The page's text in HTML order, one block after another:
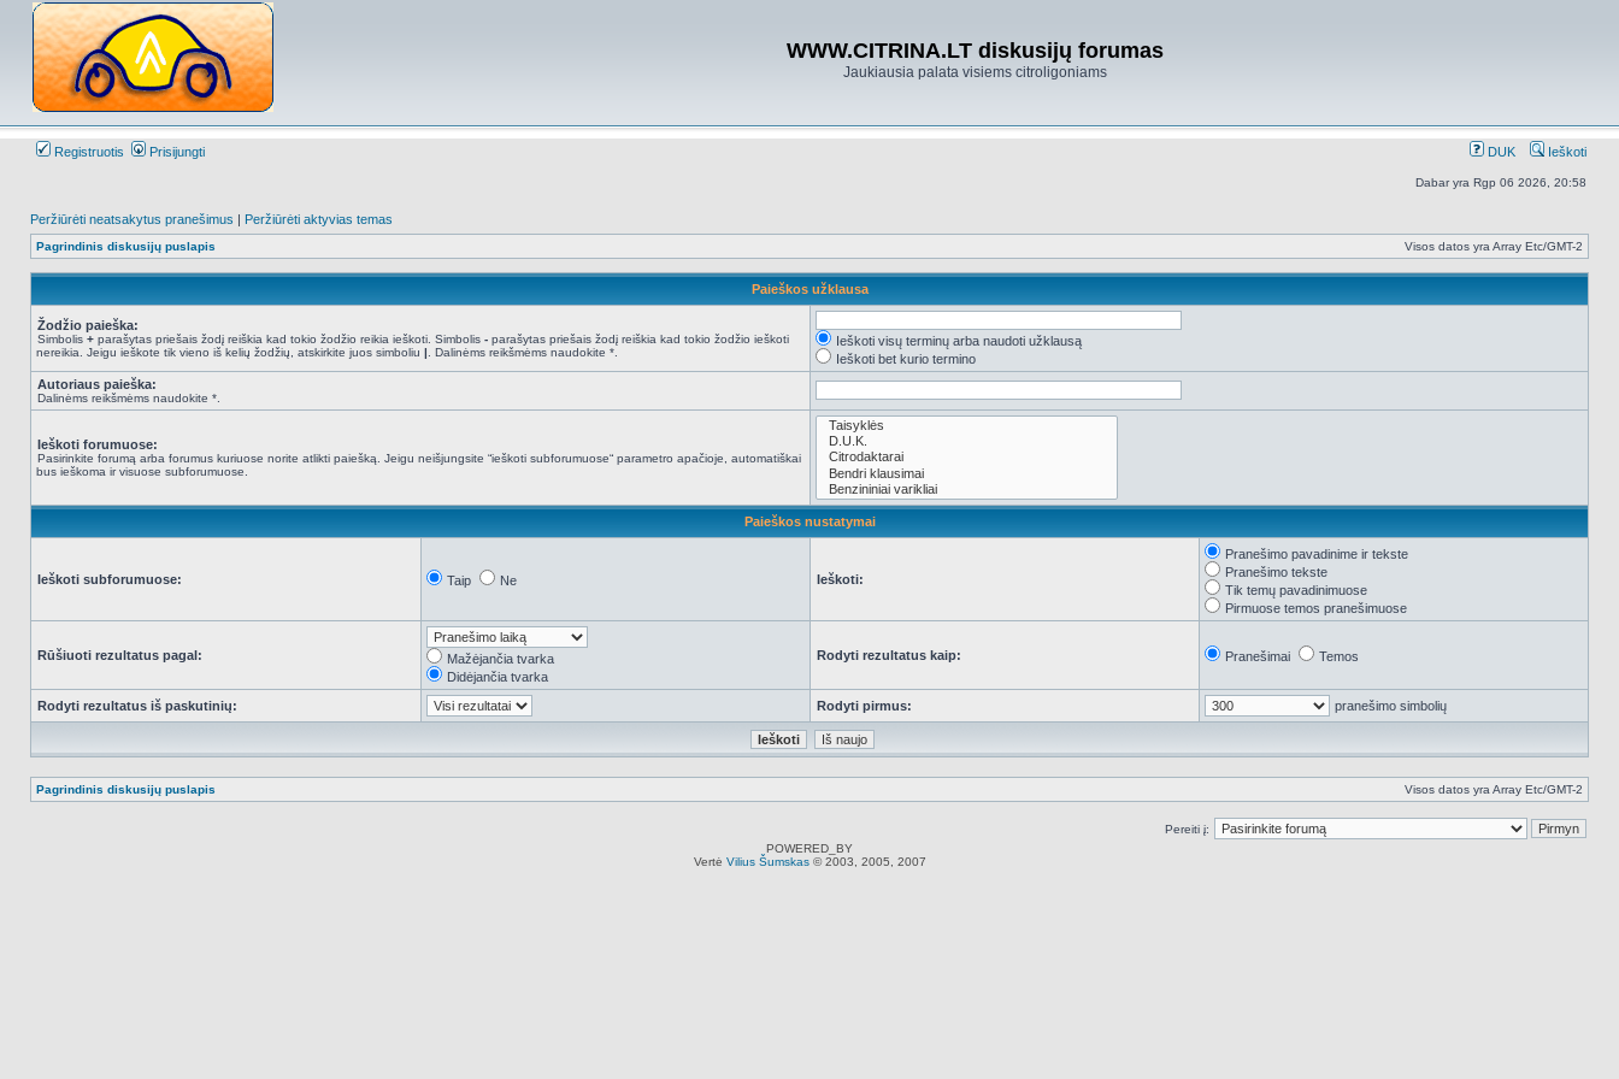
WWW.CITRINA.LT diskusijų forumas
Jaukiausia palata visiems citroligoniams
Registruotis Prisijungti DUK Ieškoti
Dabar yra Rgp 06 2026, 20:58
Peržiūrėti neatsakytus pranešimus | Peržiūrėti aktyvias temas
Pagrindinis diskusijų puslapis Visos datos yra Array Etc/GMT-2
Paieškos užklausa
Žodžio paieška:
Simbolis + parašytas priešais žodį reiškia kad tokio žodžio reikia ieškoti. Simbolis - parašytas priešais žodį reiškia kad tokio žodžio ieškoti
nereikia. Jeigu ieškote tik vieno iš kelių žodžių, atskirkite juos simboliu | . Dalinėms reikšmėms naudokite *.
Ieškoti visų terminų arba naudoti užklausą
Ieškoti bet kurio termino
Autoriaus paieška:
Dalinėms reikšmėms naudokite *.
Ieškoti forumuose:
Pasirinkite forumą arba forumus kuriuose norite atlikti paiešką. Jeigu neišjungsite “ieškoti subforumuose“ parametro apačioje, automatiškai
bus ieškoma ir visuose subforumuose.
Paieškos nustatymai
Ieškoti subforumuose: Taip Ne Ieškoti:
Pranešimo pavadinime ir tekste
Pranešimo tekste
Tik temų pavadinimuose
Pirmuose temos pranešimuose
Rūšiuoti rezultatus pagal:
Mažėjančia tvarka
Didėjančia tvarka
Rodyti rezultatus kaip: Pranešimai Temos
Rodyti rezultatus iš paskutinių: Rodyti pirmus: pranešimo simbolių
Pagrindinis diskusijų puslapis Visos datos yra Array Etc/GMT-2
Pereiti į:
POWERED_BY
Vertė Vilius Šumskas© 2003, 2005, 2007